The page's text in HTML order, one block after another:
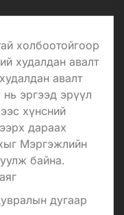
холбоотойгоор
худалдан авалт
авалт
эргээд эрүүл
хүнсний
дараах
Мэргэжлийн
байна.
дугаар